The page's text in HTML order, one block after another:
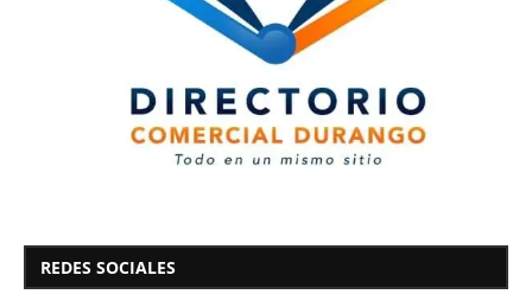
REDES SOCIALES